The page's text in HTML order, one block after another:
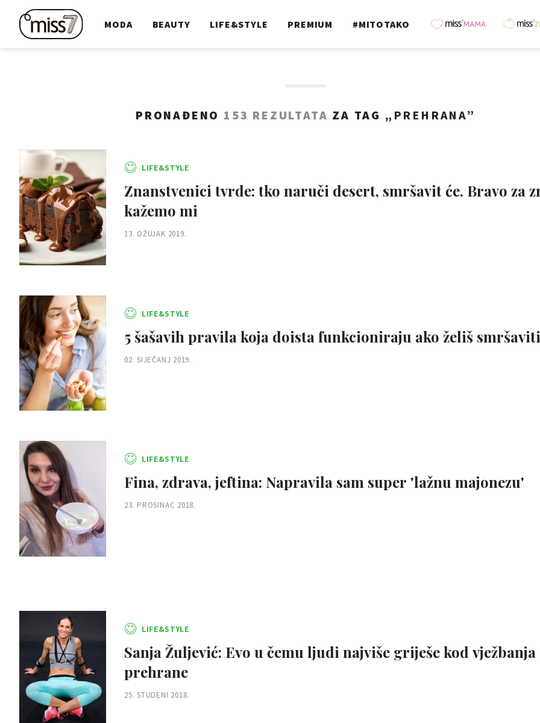
MODA BEAUTY LIFE&STYLE PREMIUM #MITOTAKO
PRONAĐENO 153 REZULTATA ZA TAG „ PREHRANA”
LIFE&STYLE
Znanstvenici tvrde: tko naruči desert, smršavit će. Bravo za
kažemo mi
13. OŽUJAK 2019.
LIFE&STYLE
5 šašavih pravila koja doista funkcioniraju ako želiš smršaviti
02. SIJEČANJ 2019.
LIFE&STYLE
Fina, zdrava, jeftina: Napravila sam super 'lažnu majonezu'
23. PROSINAC 2018.
LIFE&STYLE
Sanja Žuljević: Evo u čemu ljudi najviše griješe kod
prehrane
25. STUDENI 2018.